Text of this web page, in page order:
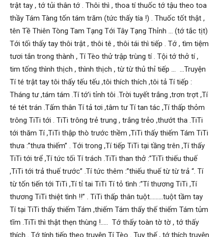
trật tay , tớ tủi thân tớ . Thôi thì , thoa tí thuốc tớ tậu theo toa
thầy Tám Tàng tốn tám trăm (tức thấy tía !) . Thuốc tốt thật ,
tên Tề Thiên Tòng Tam Tạng Tới Tây Tạng Thỉnh … (tớ tắc tịt)
Tới tối thấy tay thôi trật , thôi tê , thôi tái thì tiếp . Tớ , tìm tiệm
tươi tắn trong thành , Tí Tèo thử trập trùng tí . Tội tớ thở tí ,
tim tống thình thịch , thình thịch , từ từ thủ thỉ tiếp … …Truyện
Tí té trật tay tôi thấy tếu tếu ,tôi thích thích ,tôi tả Tí tiếp :
Tháng tư ,tám tám .Tí tớ’i tỉnh tôi .Trời tuyết trắng ,trơn trợt ,Tí
té tét trán .Tấm thân Tí tả tơi ,tâm tư Tí tan tác ,Tí thấp thỏm
trông TiTi tới . TiTi trông trẻ trung , trắng trẻo ,thướt tha .TiTi
tới thăm Tí ,TiTi thập thò trước thềm ,TiTi thấy thiếm Tám TiTi
thưa :”thưa thiếm” . Tới trong ,Tí tiếp TiTi tại tầng trên ,Tí thấy
TiTi tới trể ,Tí tức tối Tí trách .TiTi than thở :”TiTi thiếu thuế
,TiTi tới trả thuế trước” .Tí tức thêm :”thiếu thuế từ từ trả “. Tí
từ tốn tiến tới TiTi ,Tí tỉ tai TiTi Tí tỏ tình :”Tí thương TiTi ,Tí
thương TiTi thiệt tình !!” . TiTi thấp thân tuột………tuột tầm tay
Tí tại TiTi thấy thiếm Tám ,thiếm Tám thấy thế thiếm Tám tủm
tĩm .TiTi thì thật thẹn thùng !….. Tớ thấy toàn tờ tờ , tớ thấy
thích . Tớ tính tiếp theo truyện Tí Tèo . Tuy thế , tớ thích truyện